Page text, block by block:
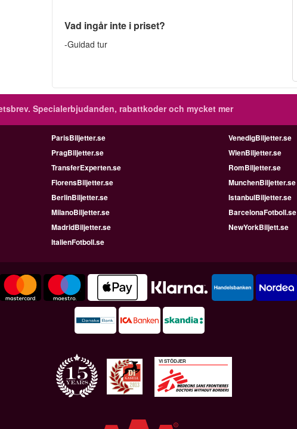
Vad ingår inte i priset?
-Guidad tur
Specialerbjudanden, rabattkoder och mycket mer
ParisBiljetter.se
VenedigBiljetter.se
PragBiljetter.se
WienBiljetter.se
TransferExperten.se
RomBiljetter.se
FlorensBiljetter.se
MunchenBiljetter.se
BerlinBiljetter.se
IstanbulBiljetter.se
MilanoBiljetter.se
BarcelonaFotboll.se
MadridBiljetter.se
NewYorkBiljett.se
ItalienFotboll.se
VI STÖDJER